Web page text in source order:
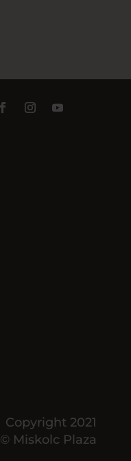
Copyright 2021
© Miskolc Plaza